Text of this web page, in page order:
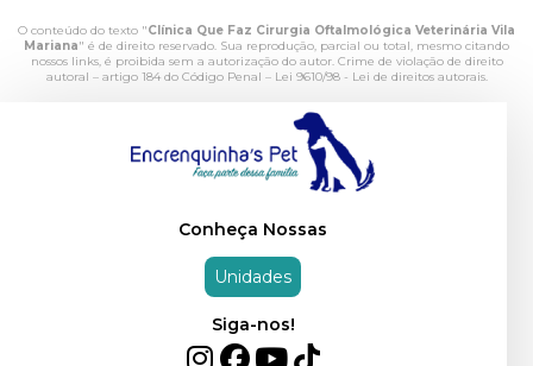
O conteúdo do texto "Clínica Que Faz Cirurgia Oftalmológica Veterinária Vila
Mariana" é de direito reservado. Sua reprodução, parcial ou total, mesmo citando
nossos links, é proibida sem a autorização do autor. Crime de violação de direito
autoral – artigo 184 do Código Penal – Lei 9610/98 - Lei de direitos autorais.
Conheça Nossas
Unidades
Siga-nos!